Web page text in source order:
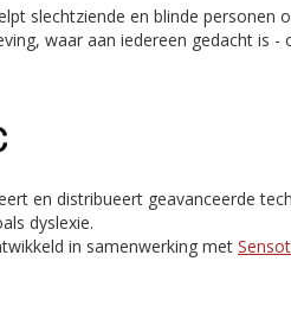
slechtziende en blinde personen
waar aan iedereen gedacht is -
en distribueert geavanceerde
dyslexie.
in samenwerking met